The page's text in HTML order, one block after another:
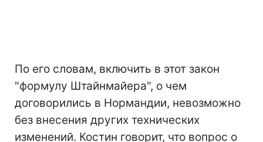
По его словам, включить в этот закон
"формулу Штайнмайера", о чем
договорились в Нормандии, невозможно
без внесения других технических
изменений. Костин говорит, что вопрос о